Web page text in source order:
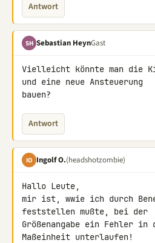
Antwort
SH Sebastian HeynGast
Vielleicht könnte man die
und eine neue Ansteuerung
bauen?
Antwort
IO Ingolf O.(headshotzombie)
Hallo Leute,
mir ist, wwie ich durch
feststellen mußte, bei der
Größenangabe ein Fehler in
Maßeinheit unterlaufen!